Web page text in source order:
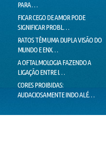
PARA …
FICAR CEGO DE AMOR PODE
SIGNIFICAR PROBL…
RATOS TÊM UMA DUPLA VISÃO DO
MUNDO E ENX…
A OFTALMOLOGIA FAZENDO A
LIGAÇÃO ENTRE I…
CORES PROIBIDAS:
AUDACIOSAMENTE INDO ALÉ…